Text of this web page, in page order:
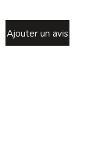
Ajouter un avis